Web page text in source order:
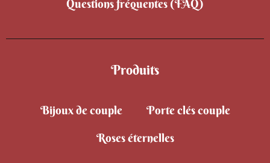
Questions fréquentes (FAQ)
Produits
Bijoux de couple
Porte clés couple
Roses éternelles